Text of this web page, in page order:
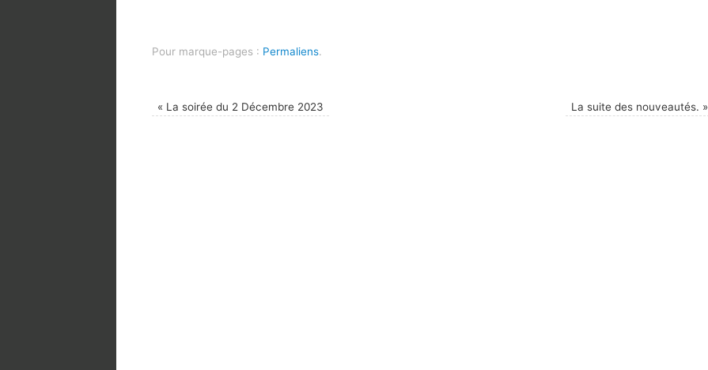
Pour marque-pages : Permaliens.
« La soirée du 2 Décembre 2023 La suite des nouveautés. »